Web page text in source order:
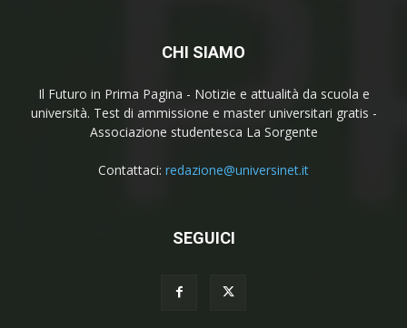
CHI SIAMO
Il Futuro in Prima Pagina - Notizie e attualità da scuola e
università. Test di ammissione e master universitari gratis -
Associazione studentesca La Sorgente
Contattaci: redazione@universinet.it
SEGUICI